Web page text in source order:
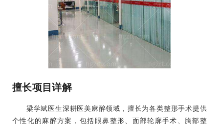
擅长项目详解
梁学斌医生深耕医美麻醉领域，擅长为各类整形手术提供
个性化的麻醉方案，包括眼鼻整形、面部轮廓手术、胸部整